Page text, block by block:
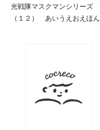
光戦隊マスクマンシリーズ
（１２） あいうえおえほん